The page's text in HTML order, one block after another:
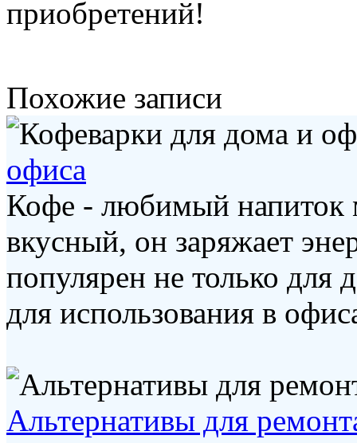
приобретений!
Похожие записи
офиса
Кофе - любимый напиток
вкусный, он заряжает
популярен не только
для использования в
Альтернативы для